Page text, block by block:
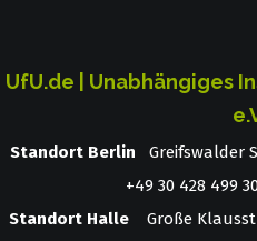
UfU.de | Unabhängiges
Standort Berlin
Greifswalder
+49 30 428 499
Standort HalleGroße